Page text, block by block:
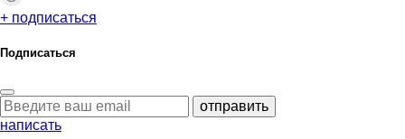
+ подписаться
Подписаться
отправить
написать